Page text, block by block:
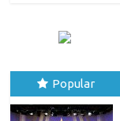
Popular